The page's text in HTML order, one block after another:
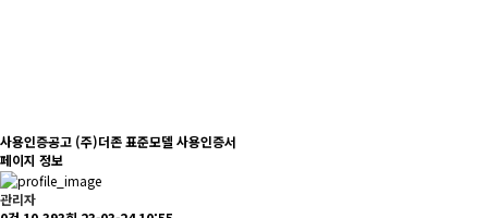
사용인증공고 (주)더존 표준모델 사용인증서
페이지 정보
관리자